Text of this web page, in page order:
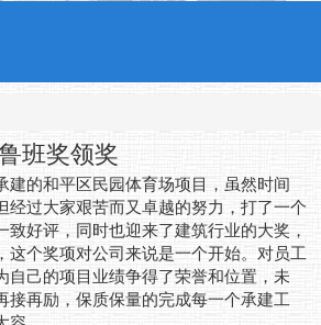
班奖领奖
建的和平区民园体育场项目，虽然时间
经过大家艰苦而又卓越的努力，打了一个
致好评，同时也迎来了建筑行业的大奖，
这个奖项对公司来说是一个开始。对员工
自己的项目业绩争得了荣誉和位置，未
接再励，保质保量的完成每一个承建工